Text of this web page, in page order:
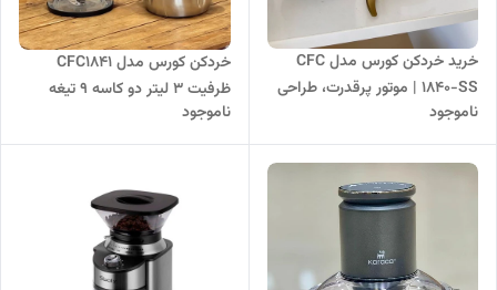
خرید خردکن کورس مدل CFC
1840-SS | موتور پرقدرت، طراحی
استیل
ناموجود
خردکن کورس مدل CFC1841
ظرفیت ۳ لیتر دو کاسه ۹ تیغه
ناموجود